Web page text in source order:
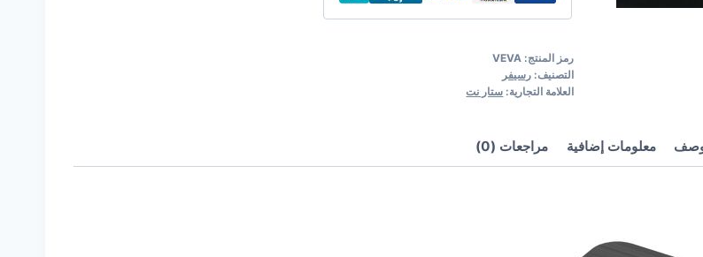
رمز المنتج: VEVA
التصنيف: رسيفر
العلامة التجارية: ستار نت
معلومات إضافية مراجعات (0)